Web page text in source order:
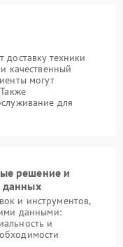
доставку техники
качественный
могут
для
решение и
данных
и инструментов,
данными:
и